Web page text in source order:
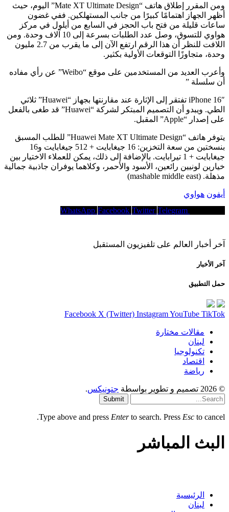
ومن المقرر إطلاق هاتف “Mate XT Ultimate Design” اليوم، حيث
أظهر الجهاز اهتمامًا كبيرًا من جانب المستهلكين. ففي غضون
ساعات قليلة من فتح باب الحجز في السابع من أيلول في مركز
هواوي للتسوق، وصل عدد الطلبات بسرعة إلى 10 آلاف وحدة. ومن
اللافت للنظر أن هذا الرقم ارتفع الآن إلى ما يقرب من 2.7 مليون
وحدة، متجاوزًا التوقعات الأولية بكثير.
وأعرب العديد من المستخدمين على موقع “Weibo” عن رأي مفاده
أن سلسلة ”
iPhone 16″ تفتقر إلى الإثارة عند مقارنتها بجهاز “Huawei” ثلاثي
الطي. ويبدو أن التصميم المبتكر لشركة “Huawei” قد طغى بالفعل
على إصدار “Apple” المقبل.
يتوفر هاتف “Huawei Mate XT Ultimate Design” للطلب المسبق
بنسختين من سعة التخزين: 16 جيغابايت + 512 جيغابايت و16
جيغابايت + 1 تيرابايت. بالإضافة إلى ذلك، يمكن للعملاء الاختيار بين
خيارين لونيين رائعين، الأسود والأحمر، وكلاهما يوفران جاذبية جمالية
مذهلة. (mashable middle east)
أيفون هواوي
WhatsApp Facebook Twitter Telegram
آخر أخبار العالم على تلفيزيون المستقبل
آخر الأخبار
حمل التطبيق
Facebook X (Twitter) InstagramYouTube TikTok
مقالات مختارة
لبنان
تكنولوجيا
اقتصاد
رياضة
© 2026 تصميم و تطوير بواسطة جتونيكس.
Submit
Type above and press Enterto search. Press Esc to cancel.
البث المباشر
الرئيسية
لبنان